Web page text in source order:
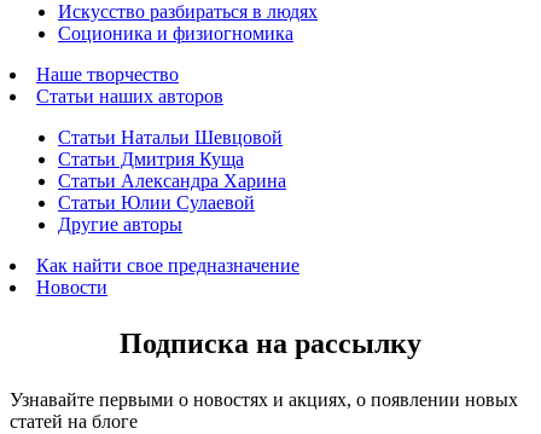
Искусство разбираться в людях
Соционика и физиогномика
Наше творчество
Статьи наших авторов
Статьи Натальи Шевцовой
Статьи Дмитрия Куща
Статьи Александра Харина
Статьи Юлии Сулаевой
Другие авторы
Как найти свое предназначение
Новости
Подписка на рассылку
Узнавайте первыми о новостях и акциях, о появлении новых
статей на блоге